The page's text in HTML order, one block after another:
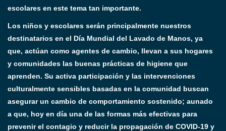
escolares en este tema tan importante.
Los niños y escolares serán principalmente nuestros
destinatarios en el Día Mundial del Lavado de Manos, ya
que, actúan como agentes de cambio, llevan a sus hogares
y comunidades las buenas prácticas de higiene que
aprenden. Su activa participación y las intervenciones
culturalmente sensibles basadas en la comunidad buscan
asegurar un cambio de comportamiento sostenido; aunado
a que, hoy en día una de las formas más efectivas para
prevenir el contagio y reducir la propagación de COVID-19 y